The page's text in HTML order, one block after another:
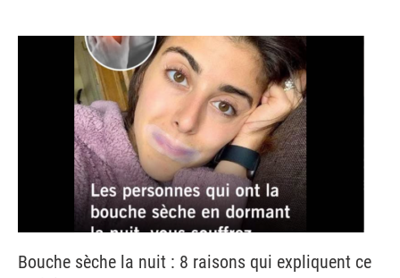
Bouche sèche la nuit : 8 raisons qui expliquent ce